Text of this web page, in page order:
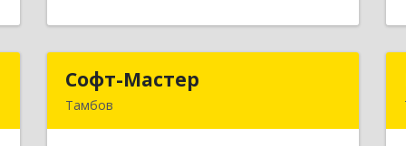
Софт-Мастер
Тамбов